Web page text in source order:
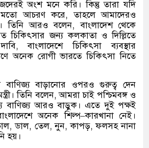
অংশ মনে করি। কিন্তু তারা যদি
মতো আচরণ করে,তাহলে আমাদেরও
তিনি আরও বলেন,বাংলাদেশ থেকে
চিকিৎসার জন্য কলকাতা ও দিল্লিতে
,বাংলাদেশে চিকিৎসা ব্যবস্থার
অনেক রোগী ভারতে চিকিৎসা নিতে
বাণিজ্য বাড়ানোর ওপরও গুরুত্ব দেন
তিনি বলেন,আমরা চাই পশ্চিমবঙ্গ ও
বাণিজ্য আরও বাড়ুক। এতে দুই পক্ষই
অনেক শিল্প–কারখানা নেই।
,ডাল, তেল,নুন,কাপড়,ফলসহ নানা
হয়।